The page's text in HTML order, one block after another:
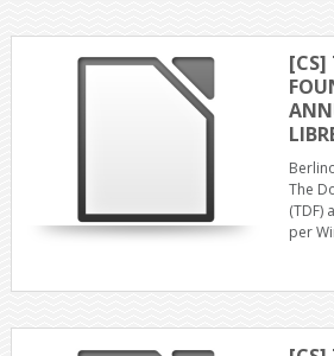
[CS]
The
(TDF)
per